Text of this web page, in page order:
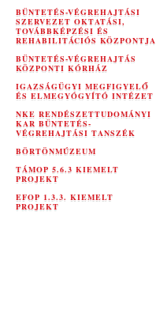
BÜNTETÉS-VÉGREHAJTÁSI
SZERVEZET OKTATÁSI,
TOVÁBBKÉPZÉSI ÉS
REHABILITÁCIÓS KÖZPONTJA
BÜNTETÉS-VÉGREHAJTÁS
KÖZPONTI KÓRHÁZ
IGAZSÁGÜGYI MEGFIGYELŐ
ÉS ELMEGYÓGYÍTÓ INTÉZET
NKE RENDÉSZETTUDOMÁNYI
KAR BÜNTETÉS-
VÉGREHAJTÁSI TANSZÉK
BÖRTÖNMÚZEUM
TÁMOP 5.6.3 KIEMELT
PROJEKT
EFOP 1.3.3. KIEMELT
PROJEKT